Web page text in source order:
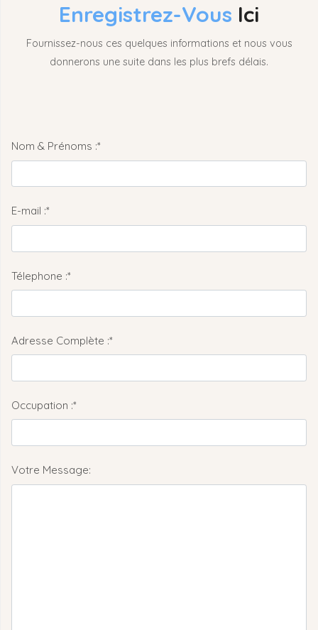
Enregistrez-Vous Ici
Fournissez-nous ces quelques informations et nous vous
donnerons une suite dans les plus brefs délais.
Nom & Prénoms :*
E-mail :*
Télephone :*
Adresse Complète :*
Occupation :*
Votre Message: